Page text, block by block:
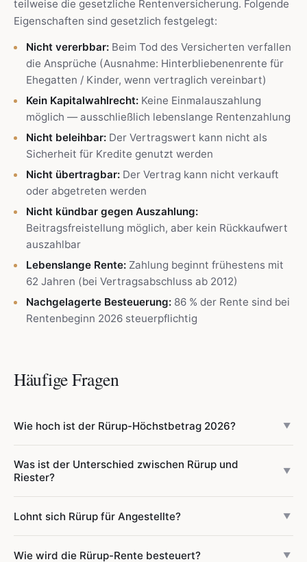
teilweise die gesetzliche Rentenversicherung. Folgende
Eigenschaften sind gesetzlich festgelegt:
Nicht vererbbar: Beim Tod des Versicherten verfallen
die Ansprüche (Ausnahme: Hinterbliebenenrente für
Ehegatten / Kinder, wenn vertraglich vereinbart)
Kein Kapitalwahlrecht: Keine Einmalauszahlung
möglich — ausschließlich lebenslange Rentenzahlung
Nicht beleihbar: Der Vertragswert kann nicht als
Sicherheit für Kredite genutzt werden
Nicht übertragbar: Der Vertrag kann nicht verkauft
oder abgetreten werden
Nicht kündbar gegen Auszahlung:
Beitragsfreistellung möglich, aber kein Rückkaufwert
auszahlbar
Lebenslange Rente: Zahlung beginnt frühestens mit
62 Jahren (bei Vertragsabschluss ab 2012)
Nachgelagerte Besteuerung: 86 % der Rente sind bei
Rentenbeginn 2026 steuerpflichtig
Häufige Fragen
Wie hoch ist der Rürup-Höchstbetrag 2026? ▼
Alleinstehende und61.652 €für zusammenveranlagte
Angestellte müssen ihre gesetzlichen RV-Pflichtbeiträge
(AN- + AG-Anteil) vom Höchstbetrag abziehen, da diese
ebenfalls nach § 10 Abs. 3 EStG angerechnet werden.
Was ist der Unterschied zwischen Rürup und
Riester?
▼
Gutverdiener. Sie bietet keinen Zulagenbonus, dafür einen
deutlich höheren Sonderausgabenabzug (bis 30.826
€/Jahr). DieRiester-Renterichtet sich an
Lohnt sich Rürup für Angestellte? ▼
Wie wird die Rürup-Rente besteuert? ▼